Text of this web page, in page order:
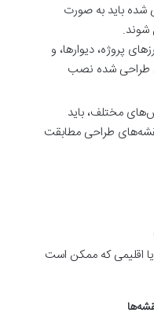
باید به صورت
شوند.
پروژه، دیوارها، و
طراحی شده نصب
مختلف، باید
طراحی مطابقت
اقلیمی که ممکن است